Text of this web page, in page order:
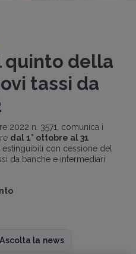
quinto della
tassi da
2022 n. 3571, comunica i
dal 1° ottobre al 31
estinguibili con cessione del
da banche e intermediari
Ascolta la news